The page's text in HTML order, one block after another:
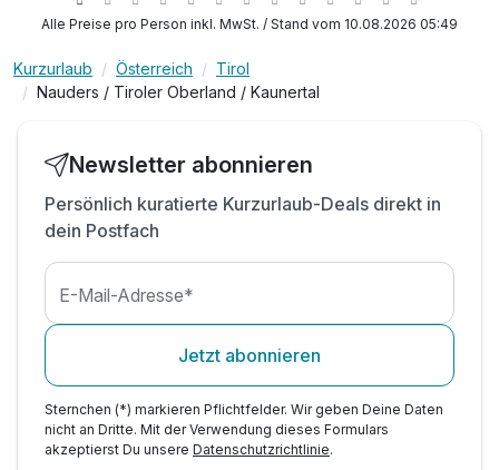
Ermäßigter Eintritt im Quellalpin Hallenbad
Unterhaltungsprogramms
Parkplatznutzung während des gesamten
Alle Preise pro Person inkl. MwSt. / Stand vom 10.08.2026 05:49
Kurzurlaub Österreich
Tirol
Nauders / Tiroler Oberland / Kaunertal
Newsletter abonnieren
Persönlich kuratierte Kurzurlaub-Deals direkt in
dein Postfach
E-Mail-Adresse*
Jetzt abonnieren
Sternchen (*) markieren Pflichtfelder. Wir geben Deine Daten
nicht an Dritte. Mit der Verwendung dieses Formulars
akzeptierst Du unsere Datenschutzrichtlinie.